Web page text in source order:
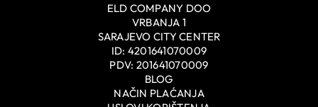
ELD COMPANY DOO
VRBANJA 1
SARAJEVO CITY CENTER
ID: 4201641070009
PDV: 201641070009
BLOG
NAČIN PLAĆANJA